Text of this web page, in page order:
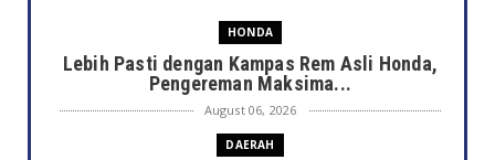
HONDA
Lebih Pasti dengan Kampas Rem Asli Honda,
Pengereman Maksima...
August 06, 2026
DAERAH